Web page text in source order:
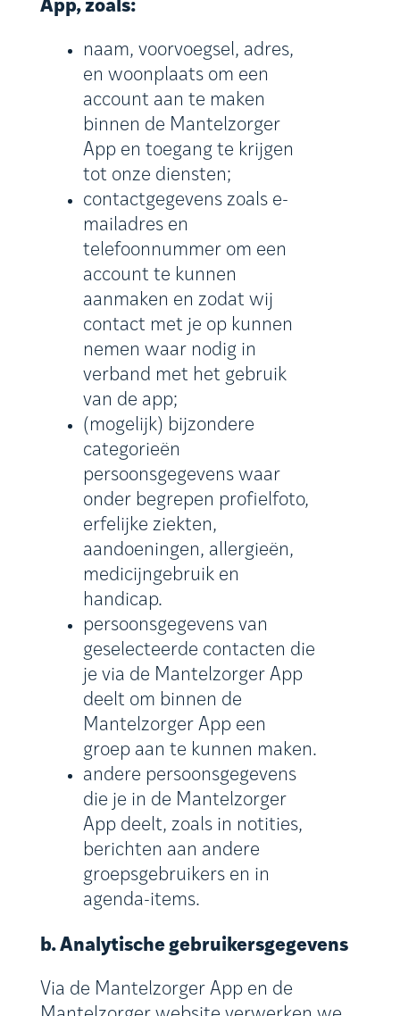
App, zoals:
naam, voorvoegsel, adres,
en woonplaats om een
account aan te maken
binnen de Mantelzorger
App en toegang te krijgen
tot onze diensten;
contactgegevens zoals e-
mailadres en
telefoonnummer om een
account te kunnen
aanmaken en zodat wij
contact met je op kunnen
nemen waar nodig in
verband met het gebruik
van de app;
(mogelijk) bijzondere
categorieën
persoonsgegevens waar
onder begrepen profielfoto,
erfelijke ziekten,
aandoeningen, allergieën,
medicijngebruik en
handicap.
persoonsgegevens van
geselecteerde contacten die
je via de Mantelzorger App
deelt om binnen de
Mantelzorger App een
groep aan te kunnen maken.
andere persoonsgegevens
die je in de Mantelzorger
App deelt, zoals in notities,
berichten aan andere
groepsgebruikers en in
agenda-items.
b. Analytische gebruikersgegevens
Via de Mantelzorger App en de